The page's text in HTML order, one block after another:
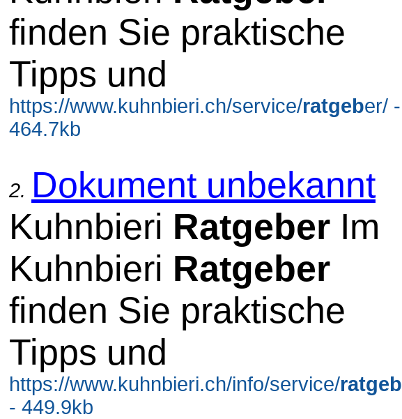
finden Sie praktische
Tipps und
https://www.kuhnbieri.ch/service/ratgeber/ -
464.7kb
2. Dokument unbekannt
Kuhnbieri Ratgeber Im
Kuhnbieri Ratgeber
finden Sie praktische
Tipps und
https://www.kuhnbieri.ch/info/service/ratgeb
- 449.9kb